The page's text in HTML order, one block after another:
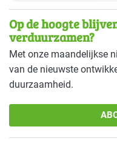
Op de hoogte
verduurzamen?
Met onze maandelijkse
van de nieuwste
duurzaamheid.